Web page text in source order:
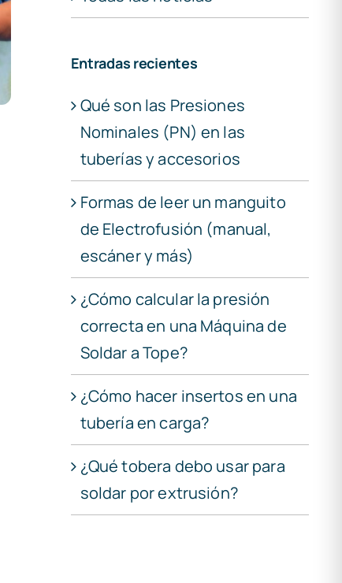
Entradas recientes
Qué son las Presiones
Nominales (PN) en las
tuberías y accesorios
Formas de leer un manguito
de Electrofusión (manual,
escáner y más)
¿Cómo calcular la presión
correcta en una Máquina de
Soldar a Tope?
¿Cómo hacer insertos en una
tubería en carga?
¿Qué tobera debo usar para
soldar por extrusión?